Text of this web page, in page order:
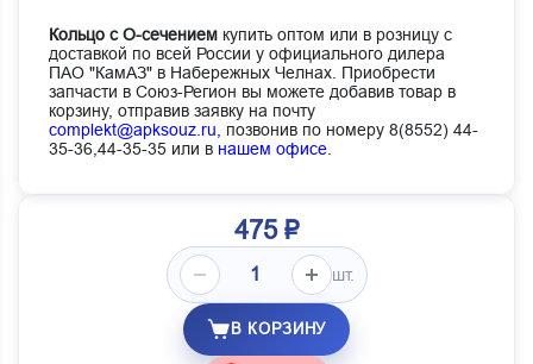
Кольцо с О-сечением купить оптом или в розницу с
доставкой по всей России у официального дилера
ПАО "КамАЗ" в Набережных Челнах. Приобрести
запчасти в Союз-Регион вы можете добавив товар в
корзину, отправив заявку на почту
complekt@apksouz.ru,
позвонив по номеру 8(8552) 44-
35-36,44-35-35 или в нашем офисе
475 ₽
шт.
В КОРЗИНУ